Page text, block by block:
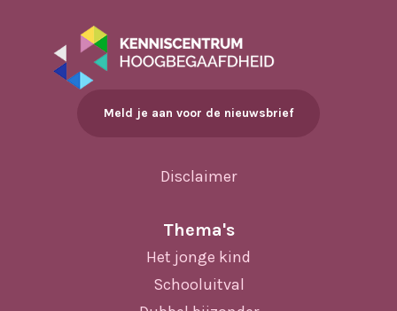
Meld je aan voor de nieuwsbrief
Disclaimer
Thema's
Het jonge kind
Schooluitval